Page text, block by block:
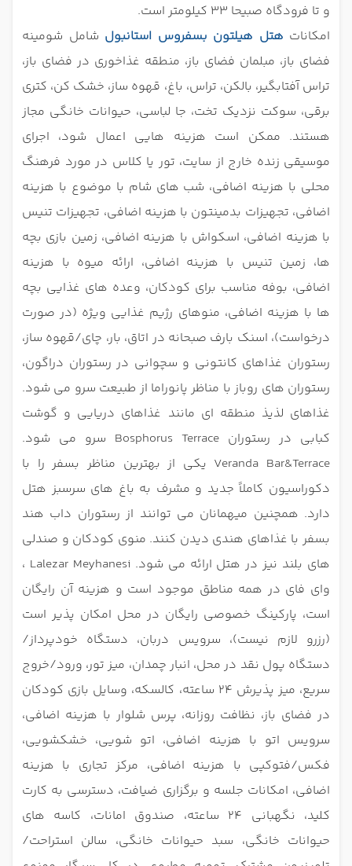
و تا فرودگاه صبیحا 33 کیلومتر است.
امکانات هتل هیلتون بسفروس استانبول شامل شومینه
فضای باز، مبلمان فضای باز، منطقه غذاخوری در فضای باز،
تراس آفتابگیر، بالکن، تراس، باغ، قهوه ساز، خشک کن، کتری
برقی، سوکت نزدیک تخت، جا لباسی، حیوانات خانگی مجاز
هستند. ممکن است هزینه هایی اعمال شود، اجرای
موسیقی زنده خارج از سایت، تور یا کلاس در مورد فرهنگ
محلی با هزینه اضافی، شب های شام با موضوع با هزینه
اضافی، تجهیزات بدمینتون با هزینه اضافی، تجهیزات تنیس
با هزینه اضافی، اسکواش با هزینه اضافی، زمین بازی بچه
ها، زمین تنیس با هزینه اضافی، ارائه میوه با هزینه
اضافی، بوفه مناسب برای کودکان، وعده های غذایی بچه
ها با هزینه اضافی، منوهای رژیم غذایی ویژه (در صورت
درخواست)، اسنک بارف صبحانه در اتاق، بار، چای/قهوه ساز،
رستوران غذاهای کانتونی و سچوانی در رستوران دراگون،
رستوران های روباز با مناظر پانوراما از طبیعت سرو می شود.
غذاهای لذیذ منطقه ای مانند غذاهای دریایی و گوشت
کبابی در رستوران Bosphorus Terrace سرو می شود.
Veranda Bar&Terrace یکی از بهترین مناظر بسفر را با
دکوراسیون کاملاً جدید و مشرف به باغ های سرسبز هتل
دارد. همچنین میهمانان می توانند از رستوران داب هند
بسفر با غذاهای هندی دیدن کنند. منوی کودکان و صندلی
های بلند نیز در هتل ارائه می شود. Lalezar Meyhanesi ،
وای فای در همه مناطق موجود است و هزینه آن رایگان
است، پارکینگ خصوصی رایگان در محل امکان پذیر است
(رزرو لازم نیست)، سرویس دربان، دستگاه خودپرداز/
دستگاه پول نقد در محل، انبار چمدان، میز تور، ورود/خروج
سریع، میز پذیرش 24 ساعته، کالسکه، وسایل بازی کودکان
در فضای باز، نظافت روزانه، پرس شلوار با هزینه اضافی،
سرویس اتو با هزینه اضافی، اتو شویی، خشکشویی،
فکس/فتوکپی با هزینه اضافی، مرکز تجاری با هزینه
اضافی، امکانات جلسه و برگزاری ضیافت، دسترسی به کارت
کلید، نگهبانی 24 ساعته، صندوق امانات، کاسه های
حیوانات خانگی، سبد حیوانات خانگی، سالن استراحت/